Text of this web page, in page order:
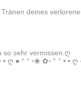
deines
so sehr vermissen.ღ
• ღ ● ° ° ◦❀ ✿◦ ° ° • • ღ